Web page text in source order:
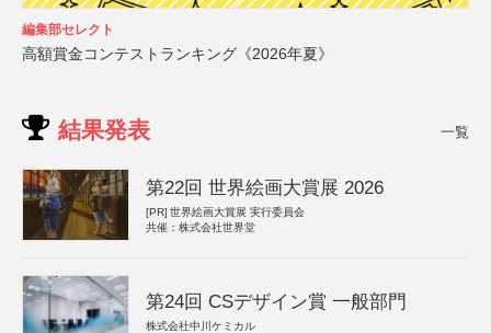
編集部セレクト
高額賞金コンテストランキング《2026年夏》
結果発表 一覧
第22回 世界絵画大賞展 2026
[PR] 世界絵画大賞展 実行委員会
共催：株式会社世界堂
第24回 CSデザイン賞 一般部門
株式会社中川ケミカル